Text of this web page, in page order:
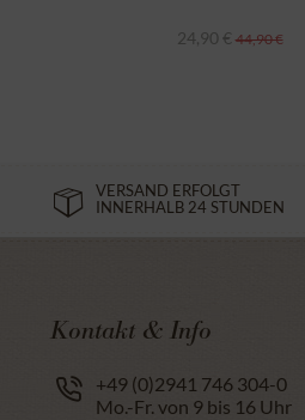
24,90 € 44,90 €
VERSAND ERFOLGT
INNERHALB 24 STUNDEN
Kontakt & Info
+49 (0)2941 746 304-0
Mo.-Fr. von 9 bis 16 Uhr